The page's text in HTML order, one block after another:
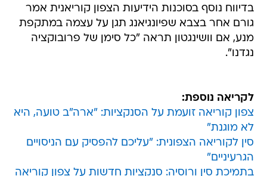
בדיווח נוסף בסוכנות הידיעות הצפון קוריאנית אמר
גורם אחר בצבא שפיונגיאנג תגן על עצמה במתקפת
מנע, אם וושינגטון תראה "כל סימן של פרובוקציה
נגדנו".
לקריאה נוספת:
צפון קוריאה זועמת על הסנקציות: "ארה"ב טועה, היא
לא מוגנת"
סין לקוריאה הצפונית: "עליכם להפסיק עם הניסויים
הגרעיניים"
בתמיכת סין ורוסיה: סנקציות חדשות על צפון קוריאה